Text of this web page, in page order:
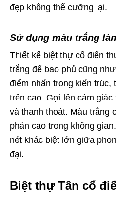
đẹp không thể cưỡng lại.
Sử dụng màu trắng
Thiết kế biệt thự cổ điển
trắng để bao phủ cũng
điểm nhấn trong kiến trúc,
trên cao. Gợi lên cảm giác
và thanh thoát. Màu trắng
phản cao trong không
nét khác biệt lớn giữa
đại.
Biệt thự Tân cổ